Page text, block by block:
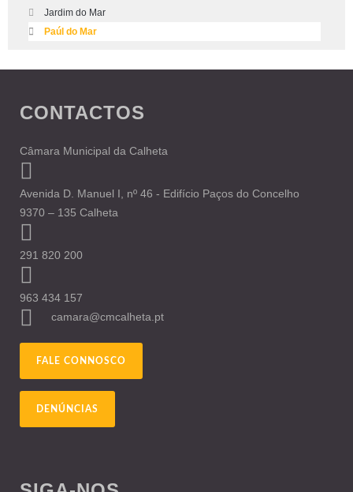
Jardim do Mar
Paúl do Mar
CONTACTOS
Câmara Municipal da Calheta
Avenida D. Manuel I, nº 46 - Edifício Paços do Concelho
9370 – 135 Calheta
291 820 200
963 434 157
camara@cmcalheta.pt
FALE CONNOSCO
DENÚNCIAS